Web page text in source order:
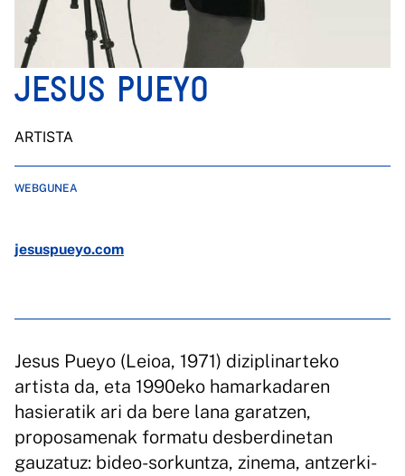
JESUS PUEYO
ARTISTA
WEBGUNEA
jesuspueyo.com
Jesus Pueyo (Leioa, 1971) diziplinarteko
artista da, eta 1990eko hamarkadaren
hasieratik ari da bere lana garatzen,
proposamenak formatu desberdinetan
gauzatuz: bideo-sorkuntza, zinema, antzerki-